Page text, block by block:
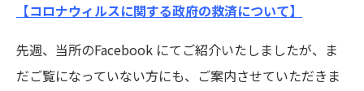
【コロナウィルスに関する政府の救済について】
先週、当所のFacebook にてご紹介いたしましたが、ま
だご覧になっていない方にも、ご案内させていただきま